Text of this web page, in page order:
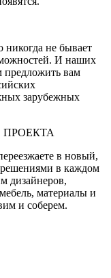
никогда не бывает
И наших
вам
зарубежных
в новый,
в каждом
дизайнеров,
материалы и
и соберем.